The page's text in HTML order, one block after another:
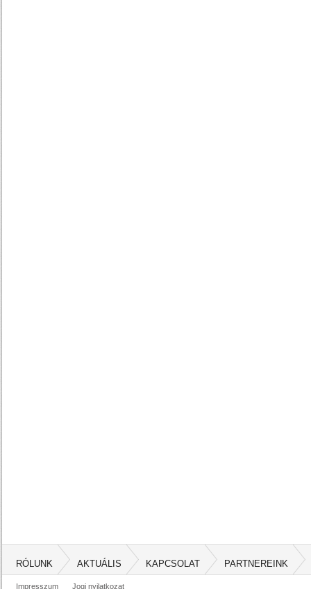
RÓLUNK AKTUÁLIS KAPCSOLAT PARTNEREINK
Impresszum Jogi nyilatkozat